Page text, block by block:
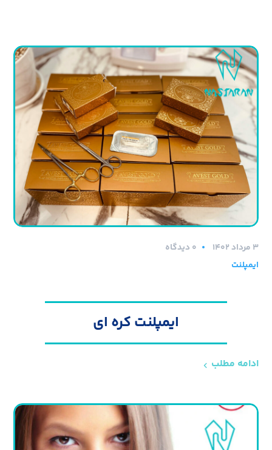
۳ مرداد ۱۴۰۲
0 دیدگاه
ایمپلنت
ایمپلنت کره ای
ادامه مطلب